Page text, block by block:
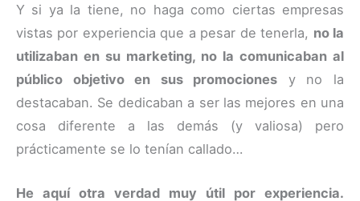
Y si ya la tiene, no haga como ciertas empresas
vistas por experiencia que a pesar de tenerla, no la
utilizaban en su marketing, no la comunicaban al
público objetivo en sus promociones y no la
destacaban. Se dedicaban a ser las mejores en una
cosa diferente a las demás (y valiosa) pero
prácticamente se lo tenían callado…
He aquí otra verdad muy útil por experiencia.